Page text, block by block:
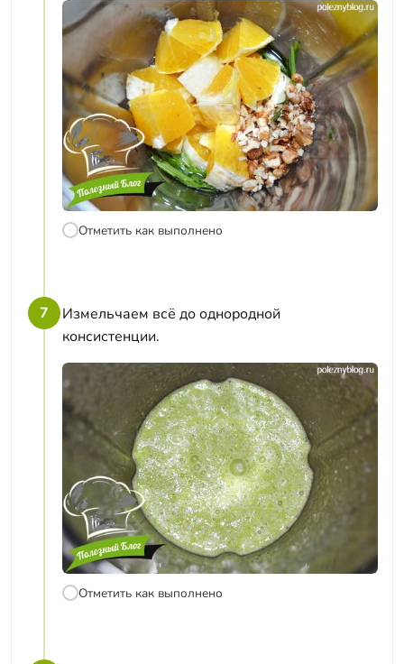
Отметить как выполнено
7
Измельчаем всё до однородной
консистенции.
Отметить как выполнено